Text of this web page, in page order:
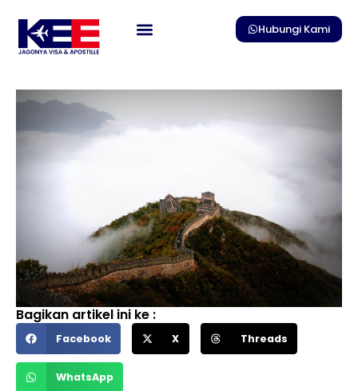
content
Hubungi Kami
Bagikan artikel ini ke :
Facebook X Threads
WhatsApp